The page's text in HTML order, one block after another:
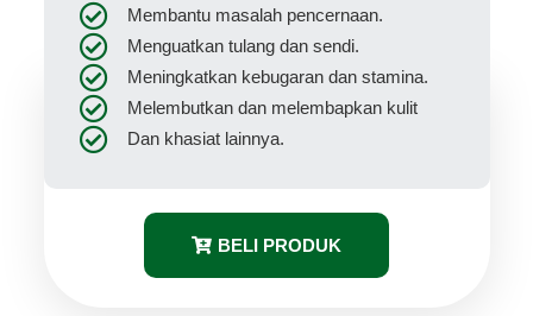
Membantu masalah pencernaan.
Menguatkan tulang dan sendi.
Meningkatkan kebugaran dan stamina.
Melembutkan dan melembapkan kulit
Dan khasiat lainnya.
BELI PRODUK